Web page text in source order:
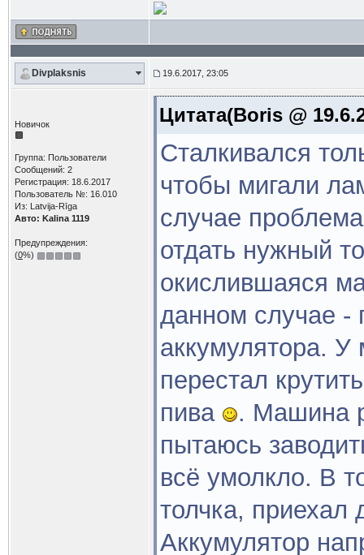
Divplaksnis 19.6.2017, 23:05
Новичок
Группа: Пользователи
Сообщений: 2
Регистрация: 18.6.2017
Пользователь №: 16.010
Из: Latvija-Rīga
Авто: Kalina 1119
Предупреждения:
(0%)
Цитата(Boris @
Сталкивался
чтобы мигали
случае
отдать нужный
окислившаяся
данном случае -
аккумулятора. У
перестал
пива
. Машина
пытаюсь
всё умолкло. В
толчка, приехал
Аккумулятор